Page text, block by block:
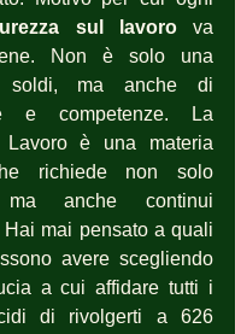
sul lavoro va
Non è solo una
soldi, ma anche di
e competenze. La
Lavoro è una materia
richiede non solo
ma anche continui
Hai mai pensato a quali
avere scegliendo
a cui affidare tutti i
di rivolgerti a 626